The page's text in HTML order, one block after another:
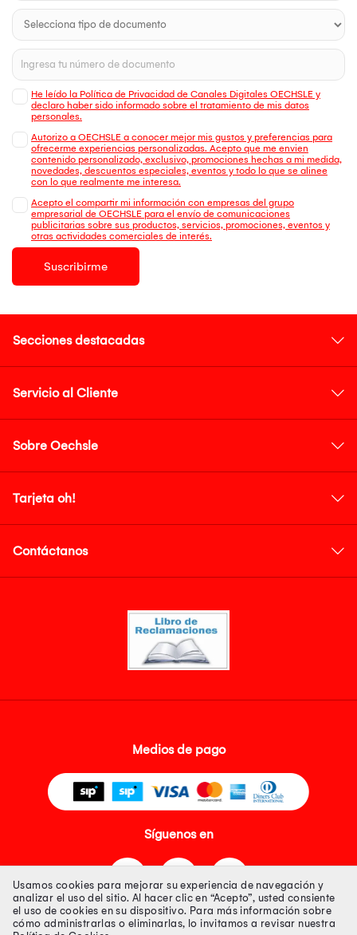
He leído la Política de Privacidad de Canales Digitales OECHSLE y
declaro haber sido informado sobre el tratamiento de mis datos
personales.
Autorizo a OECHSLE a conocer mejor mis gustos y preferencias para
ofrecerme experiencias personalizadas. Acepto que me envien
contenido personalizado, exclusivo, promociones hechas a mi medida,
novedades, descuentos especiales, eventos y todo lo que se alinee
con lo que realmente me interesa.
Acepto el compartir mi información con empresas del grupo
empresarial de OECHSLE para el envío de comunicaciones
publicitarias sobre sus productos, servicios, promociones, eventos y
otras actividades comerciales de interés.
Suscribirme
Secciones destacadas
Servicio al Cliente
Sobre Oechsle
Tarjeta oh!
Contáctanos
Medios de pago
Síguenos en
Usamos cookies para mejorar su experiencia de navegación y
analizar el uso del sitio. Al hacer clic en “Acepto”, usted consiente
el uso de cookies en su dispositivo. Para más información sobre
cómo administrarlas o eliminarlas, lo invitamos a revisar nuestra